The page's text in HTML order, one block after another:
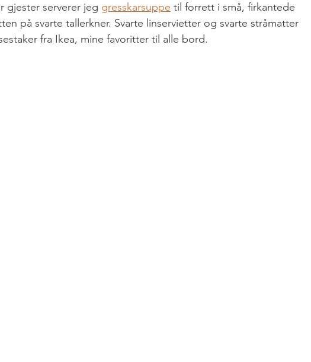
gjester serverer jeg gresskarsuppe til forrett i små, firkantede
på svarte tallerkner. Svarte linservietter og svarte stråmatter
fra Ikea, mine favoritter til alle bord.